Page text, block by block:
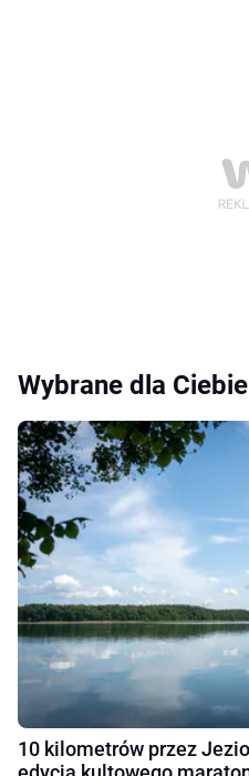
Wybrane dla Ciebie
10 kilometrów przez